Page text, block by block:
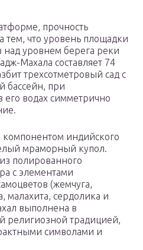
прочность
тем, что уровень площадки
над уровнем берега реки
Махала составляет 74
трехсотметровый сад с
бассейн, при
водах симметрично
индийского
мраморный купол.
полированного
с элементами
(жемчуга,
малахита, сердолика и
выполнена в
религиозной традицией,
символами и